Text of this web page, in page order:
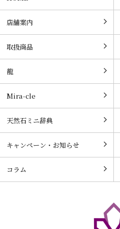
店舗案内
取扱商品
龍
Mira-cle
天然石ミニ辞典
キャンペーン・お知らせ
コラム